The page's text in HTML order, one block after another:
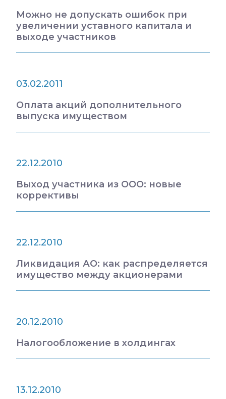
Можно не допускать ошибок при
увеличении уставного капитала и
выходе участников
03.02.2011
Оплата акций дополнительного
выпуска имуществом
22.12.2010
Выход участника из ООО: новые
коррективы
22.12.2010
Ликвидация АО: как распределяется
имущество между акционерами
20.12.2010
Налогообложение в холдингах
13.12.2010